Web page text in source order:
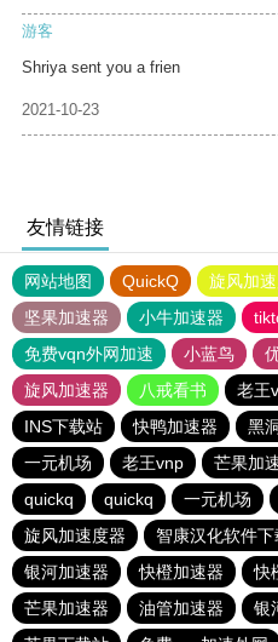
游客
Shriya sent you a frien
2021-10-23
友情链接
网站地图 QuickQ 旋风加
坚果加速器
小牛加速器
免费vqn外网加速
小蓝鸟
旋风加速器
八戒看书 老王
INS下载站
快鸭加速器 黑
一元机场
老王vnp 芒果加
quickq
quickq 一元机场
旋风加速度器
智康汉化软件下
银河加速器
快橙加速器 快
芒果加速器
油管加速器 银